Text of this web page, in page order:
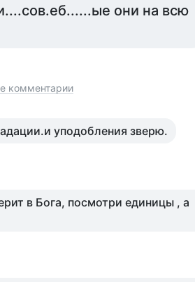
они на всю
комментарии
уподобления зверю.
в Бога, посмотри единицы , а